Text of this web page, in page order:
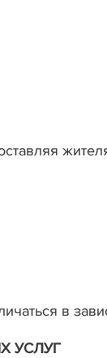
в
УСЛУГ